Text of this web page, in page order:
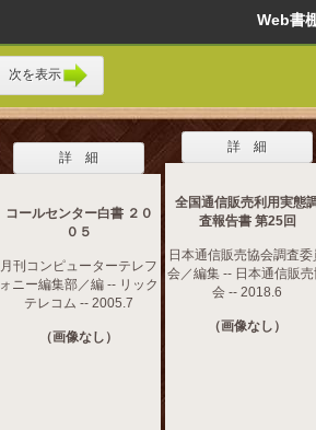
Web
次を表示
詳 細
コールセンター白書 ２０
０５
月刊コンピューターテレフ
ォニー編集部／編 -- リック
テレコム -- 2005.7
（画像なし）
詳 細
全国通信販売利用実態
査報告書 第25回
日本通信販売協会調査委
会／編集 -- 日本通信販
会 -- 2018.6
（画像なし）